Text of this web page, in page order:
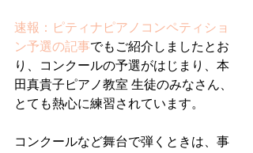
速報：ピティナピアノコンペティショ
ン予選の記事でもご紹介しましたとお
り、コンクールの予選がはじまり、本
田真貴子ピアノ教室 生徒のみなさん、
とても熱心に練習されています。
コンクールなど舞台で弾くときは、事